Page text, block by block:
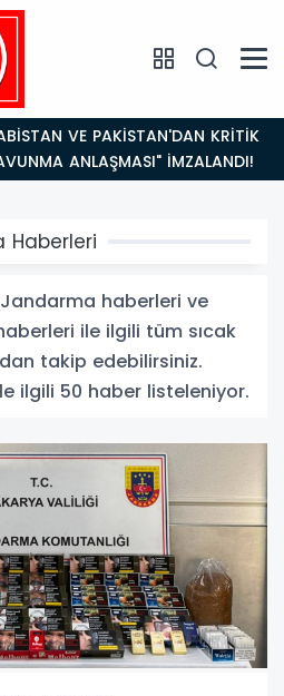
Günü Yeni Bir Aydınlığa
Haberleri
haberleri ve
ile ilgili tüm sıcak
takip edebilirsiniz.
ilgili 50 haber listeleniyor.